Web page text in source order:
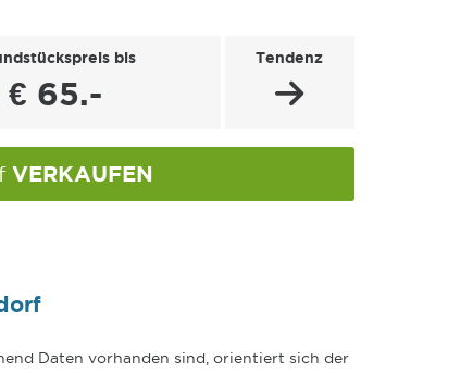
bis
€ 65.-
Tendenz
VERKAUFEN
Daten vorhanden sind, orientiert sich der